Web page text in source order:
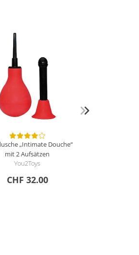
„Intimate Douche“
mit 2 Aufsätzen
You2Toys
CHF 32.00